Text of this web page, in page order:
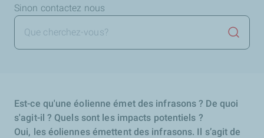
Sinon contactez nous
Est-ce qu'une éolienne émet des infrasons ? De quoi
s'agit-il ? Quels sont les impacts potentiels ?
Oui, les éoliennes émettent des infrasons. Il s’agit de